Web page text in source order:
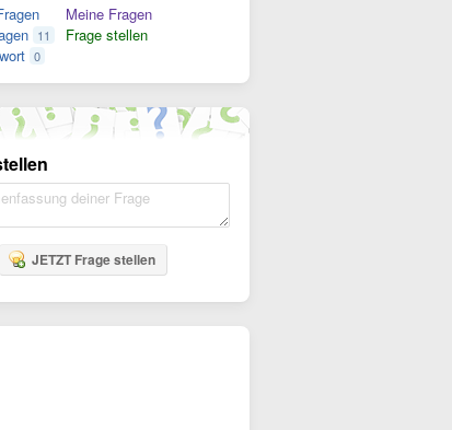
11
0
Meine Fragen
Frage stellen
JETZT Frage stellen